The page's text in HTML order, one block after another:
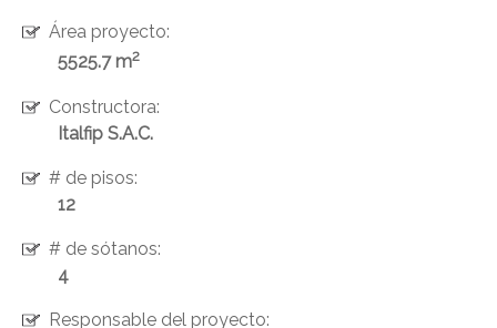
Área proyecto:
5525.7 m2
Constructora:
Italfip S.A.C.
# de pisos:
12
# de sótanos:
4
Responsable del proyecto: